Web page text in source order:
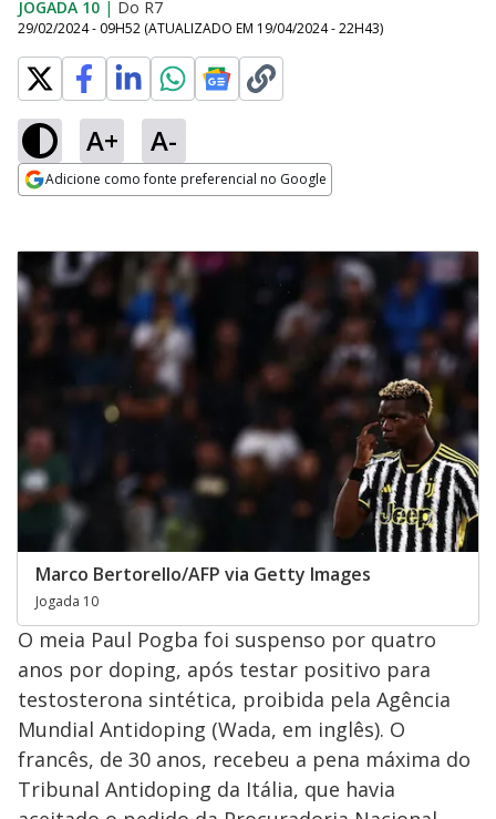
JOGADA 10 | Do R7
29/02/2024 - 09H52 (ATUALIZADO EM 19/04/2024 - 22H43)
A+ A-
Adicione como fonte preferencial no Google
Marco Bertorello/AFP via Getty Images
Jogada 10
O meia Paul Pogba foi suspenso por quatro
anos por doping, após testar positivo para
testosterona sintética, proibida pela Agência
Mundial Antidoping (Wada, em inglês). O
francês, de 30 anos, recebeu a pena máxima do
Tribunal Antidoping da Itália, que havia